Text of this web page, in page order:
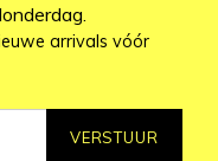
arrivals vóór
VERSTUUR